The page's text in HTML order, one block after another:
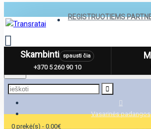
REGISTRUOTIEMS
Menu
0 prekė(s) - 0.00€
Skambinti spausti čia
+370 5 260 90 10
Vasarinės padangos